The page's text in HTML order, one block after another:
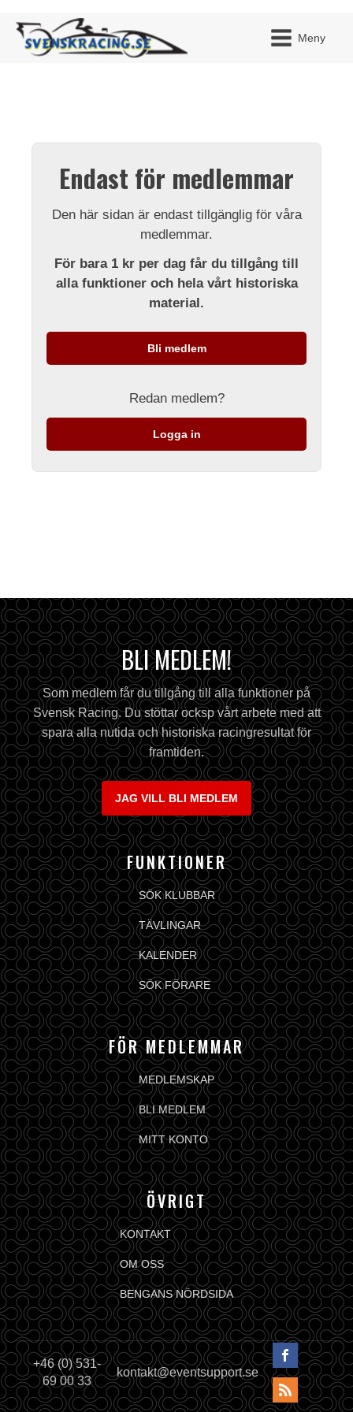
Meny
Endast för medlemmar
Den här sidan är endast tillgänglig för våra
medlemmar.
För bara 1 kr per dag får du tillgång till
alla funktioner och hela vårt historiska
material.
Bli medlem
Redan medlem?
Logga in
BLI MEDLEM!
Som medlem får du tillgång till alla funktioner på
Svensk Racing. Du stöttar ocksp vårt arbete med att
spara alla nutida och historiska racingresultat för
framtiden.
JAG VILL BLI MEDLEM
FUNKTIONER
SÖK KLUBBAR
TÄVLINGAR
KALENDER
SÖK FÖRARE
FÖR MEDLEMMAR
MEDLEMSKAP
BLI MEDLEM
MITT KONTO
ÖVRIGT
KONTAKT
OM OSS
BENGANS NÖRDSIDA
+46 (0) 531-
69 00 33
kontakt@eventsupport.se